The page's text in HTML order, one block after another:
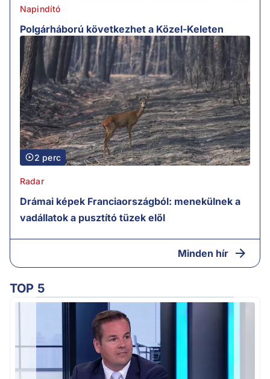
Napindító
Polgárháború következhet a Közel-Keleten
2 perc
Radar
Drámai képek Franciaországból: menekülnek a
vadállatok a pusztító tüzek elől
Minden hír
TOP 5